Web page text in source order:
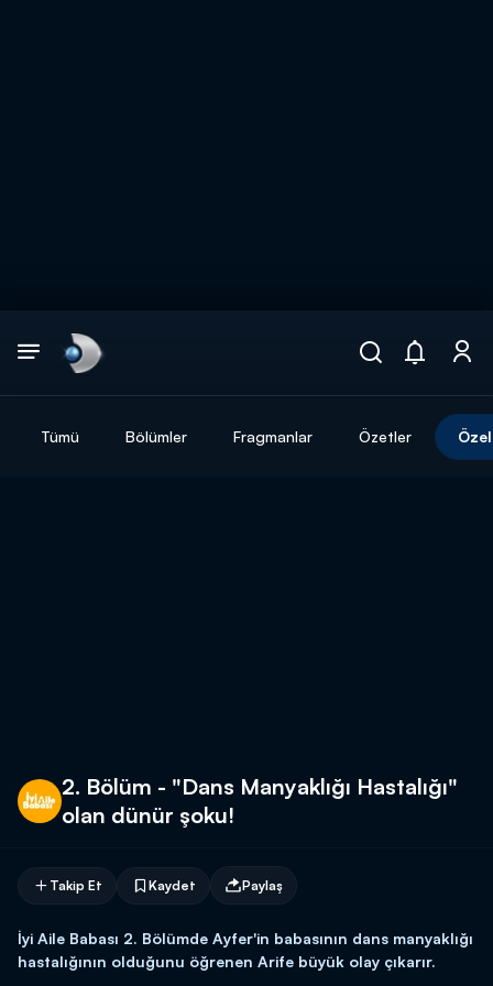
Tümü Bölümler Fragmanlar Özetler
2. Bölüm - "Dans Manyaklığı Hastalığı"
olan dünür şoku!
Takip Et Kaydet Paylaş
İyi Aile Babası 2. Bölümde Ayfer'in babasının dans manyaklığı
hastalığının olduğunu öğrenen Arife büyük olay çıkarır.